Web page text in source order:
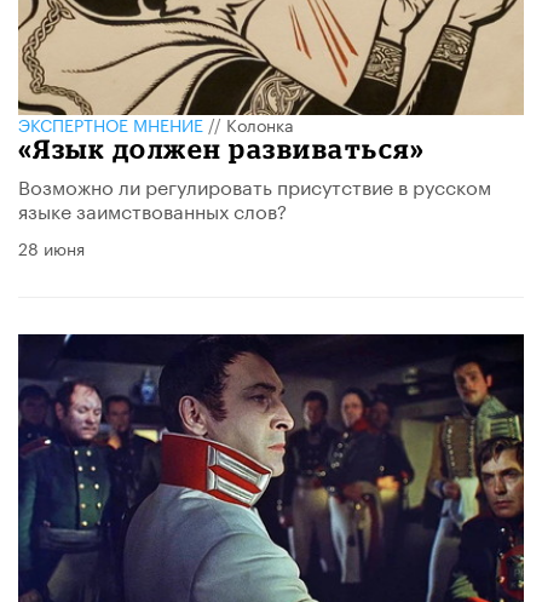
ЭКСПЕРТНОЕ МНЕНИЕ//Колонка
«Язык должен развиваться»
Возможно ли регулировать присутствие в русском
языке заимствованных слов?
28 июня